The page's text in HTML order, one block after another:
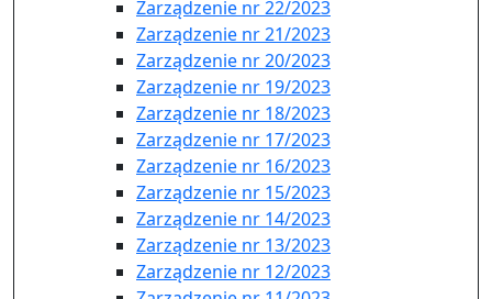
Zarządzenie nr 22/2023
Zarządzenie nr 21/2023
Zarządzenie nr 20/2023
Zarządzenie nr 19/2023
Zarządzenie nr 18/2023
Zarządzenie nr 17/2023
Zarządzenie nr 16/2023
Zarządzenie nr 15/2023
Zarządzenie nr 14/2023
Zarządzenie nr 13/2023
Zarządzenie nr 12/2023